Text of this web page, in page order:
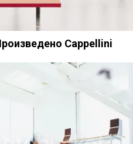
Cappellini